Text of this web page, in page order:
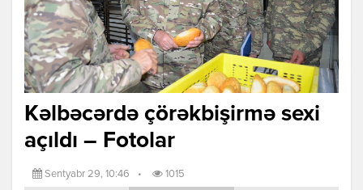
Kəlbəcərdə çörəkbişirmə sexi
açıldı – Fotolar
Sentyabr 29, 10:46 • 1015